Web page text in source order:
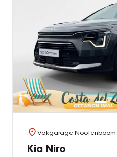
Vakgarage Nootenboom
Kia Niro